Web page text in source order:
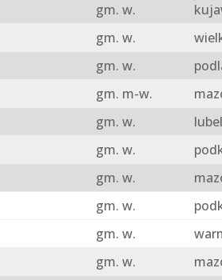
gm. w.
gm. w.
gm. w.
gm. m-w.
gm. w.
gm. w.
gm. w.
gm. w.
gm. w.
gm. w.